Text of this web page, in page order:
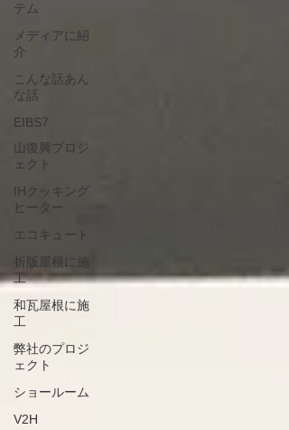
テム
メディアに紹
介
こんな話あん
な話
EIBS7
山復興プロジ
ェクト
IHクッキング
ヒーター
エコキュート
折版屋根に施
工
和瓦屋根に施
工
弊社のプロジ
ェクト
ショールーム
V2H